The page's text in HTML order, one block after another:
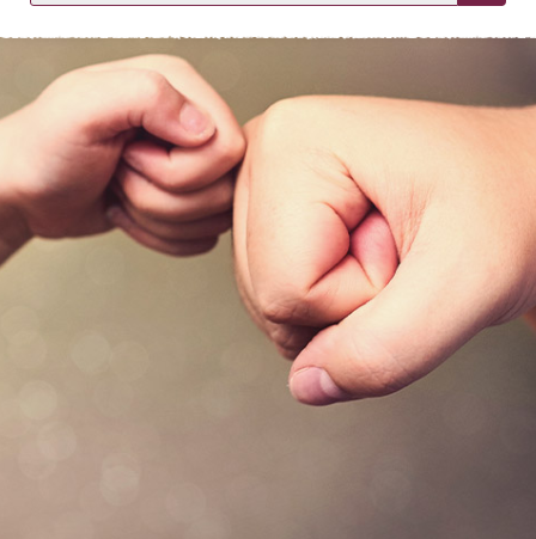
KIRJAUDU SISÄÄN
Etkö ole vielä asiakkaamme?
Luo asiakastili tästä!